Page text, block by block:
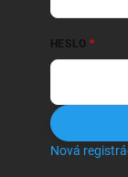
HESLO
Nová